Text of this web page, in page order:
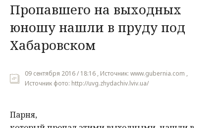
Пропавшего на выходных
юношу нашли в пруду под
Хабаровском
09 сентября 2016 / 18:16 , Источник: www.gubernia.com ,
Источник фото: http://uvg.zhydachiv.lviv.ua/
Парня,